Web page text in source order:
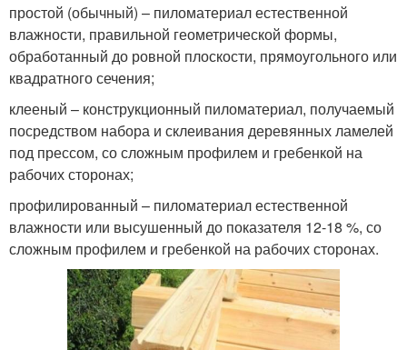
простой (обычный) – пиломатериал естественной
влажности, правильной геометрической формы,
обработанный до ровной плоскости, прямоугольного или
квадратного сечения;
клееный – конструкционный пиломатериал, получаемый
посредством набора и склеивания деревянных ламелей
под прессом, со сложным профилем и гребенкой на
рабочих сторонах;
профилированный – пиломатериал естественной
влажности или высушенный до показателя 12-18 %, со
сложным профилем и гребенкой на рабочих сторонах.